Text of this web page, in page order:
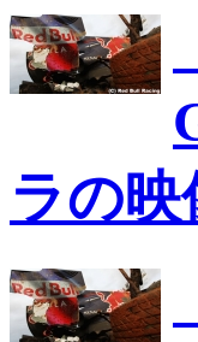
ラの映